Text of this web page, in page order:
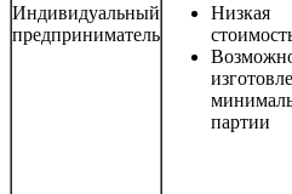
Индивидуальный
предприниматель
Низкая
партии